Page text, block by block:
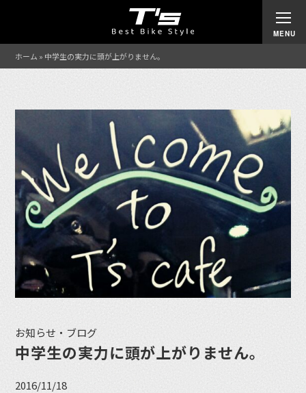
ホーム » 中学生の実力に頭が上がりません。
お知らせ・ブログ
中学生の実力に頭が上がりません。
2016/11/18